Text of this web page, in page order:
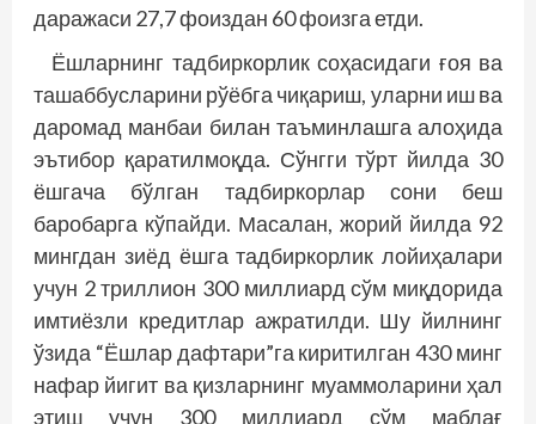
даражаси 27,7 фоиздан 60 фоизга етди.
Ёшларнинг тадбиркорлик соҳасидаги ғоя ва
ташаббусларини рўёбга чиқариш, уларни иш ва
даромад манбаи билан таъминлашга алоҳида
эътибор қаратилмоқда. Сўнгги тўрт йилда 30
ёшгача бўлган тадбиркорлар сони беш
баробарга кўпайди. Масалан, жорий йилда 92
мингдан зиёд ёшга тадбиркорлик лойиҳалари
учун 2 триллион 300 миллиард сўм миқдорида
имтиёзли кредитлар ажратилди. Шу йилнинг
ўзида “Ёшлар дафтари”га киритилган 430 минг
нафар йигит ва қизларнинг муаммоларини ҳал
этиш учун 300 миллиард сўм маблағ